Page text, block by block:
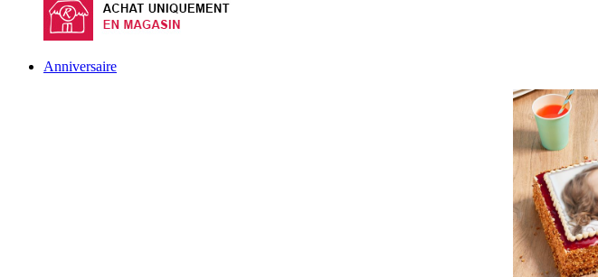
Anniversaire